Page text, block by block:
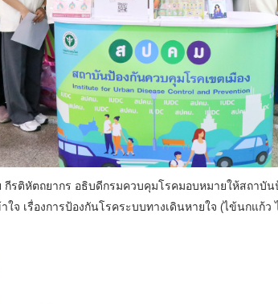
รติหัตถยากร อธิบดีกรมควบคุมโรคมอบหมายให้สถาบั
ใจ เรื่องการป้องกันโรคระบบทางเดินหายใจ (ไข้นกแก้